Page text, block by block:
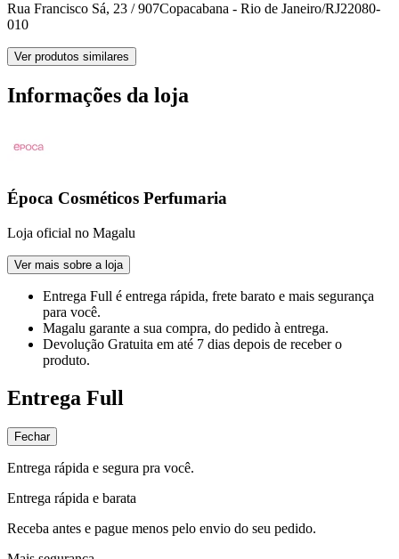
Rua Francisco Sá, 23 / 907Copacabana - Rio de Janeiro/RJ22080-
010
Ver produtos similares
Informações da loja
Época Cosméticos Perfumaria
Loja oficial no Magalu
Ver mais sobre a loja
Entrega Full é entrega rápida, frete barato e mais segurança
para você.
Magalu garante a sua compra, do pedido à entrega.
Devolução Gratuita em até 7 dias depois de receber o
produto.
Entrega Full
Fechar
Entrega rápida e segura pra você.
Entrega rápida e barata
Receba antes e pague menos pelo envio do seu pedido.